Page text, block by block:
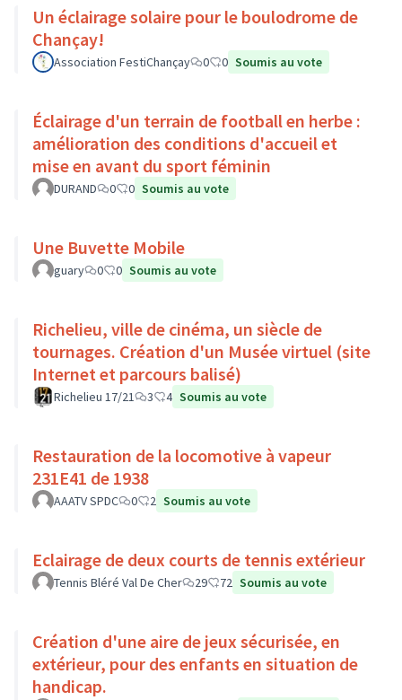
Un éclairage solaire pour le boulodrome de
Chançay!
Association FestiChançay 0 0 Soumis au vote
Éclairage d'un terrain de football en herbe :
amélioration des conditions d'accueil et
mise en avant du sport féminin
DURAND 0 0 Soumis au vote
Une Buvette Mobile
guary 0 0 Soumis au vote
Richelieu, ville de cinéma, un siècle de
tournages. Création d'un Musée virtuel (site
Internet et parcours balisé)
Richelieu 17/21 3 4 Soumis au vote
Restauration de la locomotive à vapeur
231E41 de 1938
AAATV SPDC 0 2 Soumis au vote
Eclairage de deux courts de tennis extérieur
Tennis Bléré Val De Cher 29 72 Soumis au vote
Création d'une aire de jeux sécurisée, en
extérieur, pour des enfants en situation de
handicap.